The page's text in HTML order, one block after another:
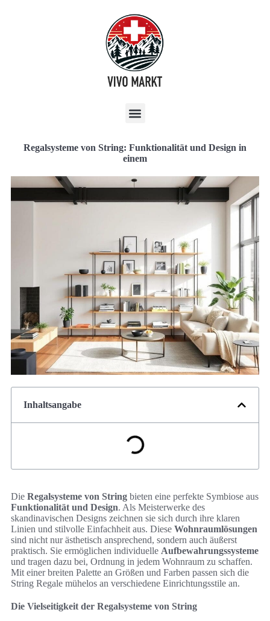
Regalsysteme von String: Funktionalität und Design in
einem
Inhaltsangabe
Die Regalsysteme von String bieten eine perfekte Symbiose aus
Funktionalität und Design. Als Meisterwerke des
skandinavischen Designs zeichnen sie sich durch ihre klaren
Linien und stilvolle Einfachheit aus. Diese Wohnraumlösungen
sind nicht nur ästhetisch ansprechend, sondern auch äußerst
praktisch. Sie ermöglichen individuelle Aufbewahrungssysteme
und tragen dazu bei, Ordnung in jedem Wohnraum zu schaffen.
Mit einer breiten Palette an Größen und Farben passen sich die
String Regale mühelos an verschiedene Einrichtungsstile an.
Die Vielseitigkeit der Regalsysteme von String